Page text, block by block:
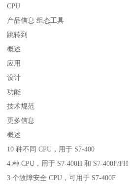
CPU
产品信息 组态工具
跳转到
概述
应用
设计
功能
技术规范
更多信息
概述
10 种不同 CPU，用于 S7-400
4 种 CPU，用于 S7-400H 和 S7-400F/FH
3 个故障安全 CPU，可用于 S7-400F